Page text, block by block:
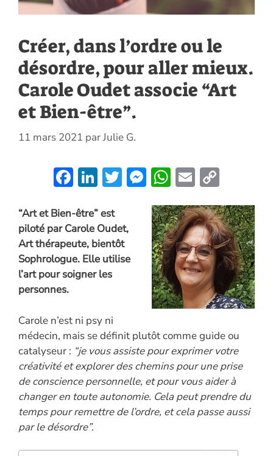
Créer, dans l’ordre ou le
désordre, pour aller mieux.
Carole Oudet associe “Art
et Bien-être”.
11 mars 2021 parJulie G.
F
ac
e
b
o
o
Li
n
k
e
dI
n
T
w
er
M
es
se
n
g
er
W
h
at
s
A
p
p
E
m
ai
l
p
y
Li
n
k
“Art et Bien-être” est
piloté par Carole Oudet,
Art thérapeute, bientôt
Sophrologue. Elle utilise
l’art pour soigner les
personnes.
Carole n’est ni psy ni
médecin, mais se définit plutôt comme guide ou
catalyseur : “je vous assiste pour exprimer votre
créativité et explorer des chemins pour une prise
de conscience personnelle, et pour vous aider à
changer en toute autonomie. Cela peut prendre du
temps pour remettre de l’ordre, et cela passe aussi
par le désordre”.